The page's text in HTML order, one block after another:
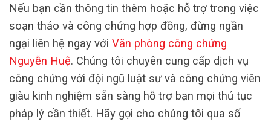
Nếu bạn cần thông tin thêm hoặc hỗ trợ trong việc
soạn thảo và công chứng hợp đồng, đừng ngần
ngại liên hệ ngay với Văn phòng công chứng
Nguyễn Huệ. Chúng tôi chuyên cung cấp dịch vụ
công chứng với đội ngũ luật sư và công chứng viên
giàu kinh nghiệm sẵn sàng hỗ trợ bạn mọi thủ tục
pháp lý cần thiết. Hãy gọi cho chúng tôi qua số